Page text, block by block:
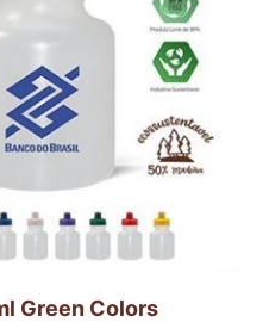
Green Colors